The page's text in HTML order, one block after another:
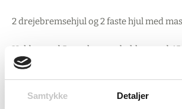
Samtykke Detaljer
2 drejebremsehjul og 2 faste hjul med
Hylder med 5 mm kant og bakker med 45
Bordpladerne er udført efter DIN 68765.